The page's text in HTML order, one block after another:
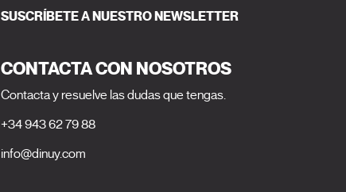
SUSCRÍBETE A NUESTRO NEWSLETTER
CONTACTA CON NOSOTROS
Contacta y resuelve las dudas que tengas.
+34 943 62 79 88
info@dinuy.com